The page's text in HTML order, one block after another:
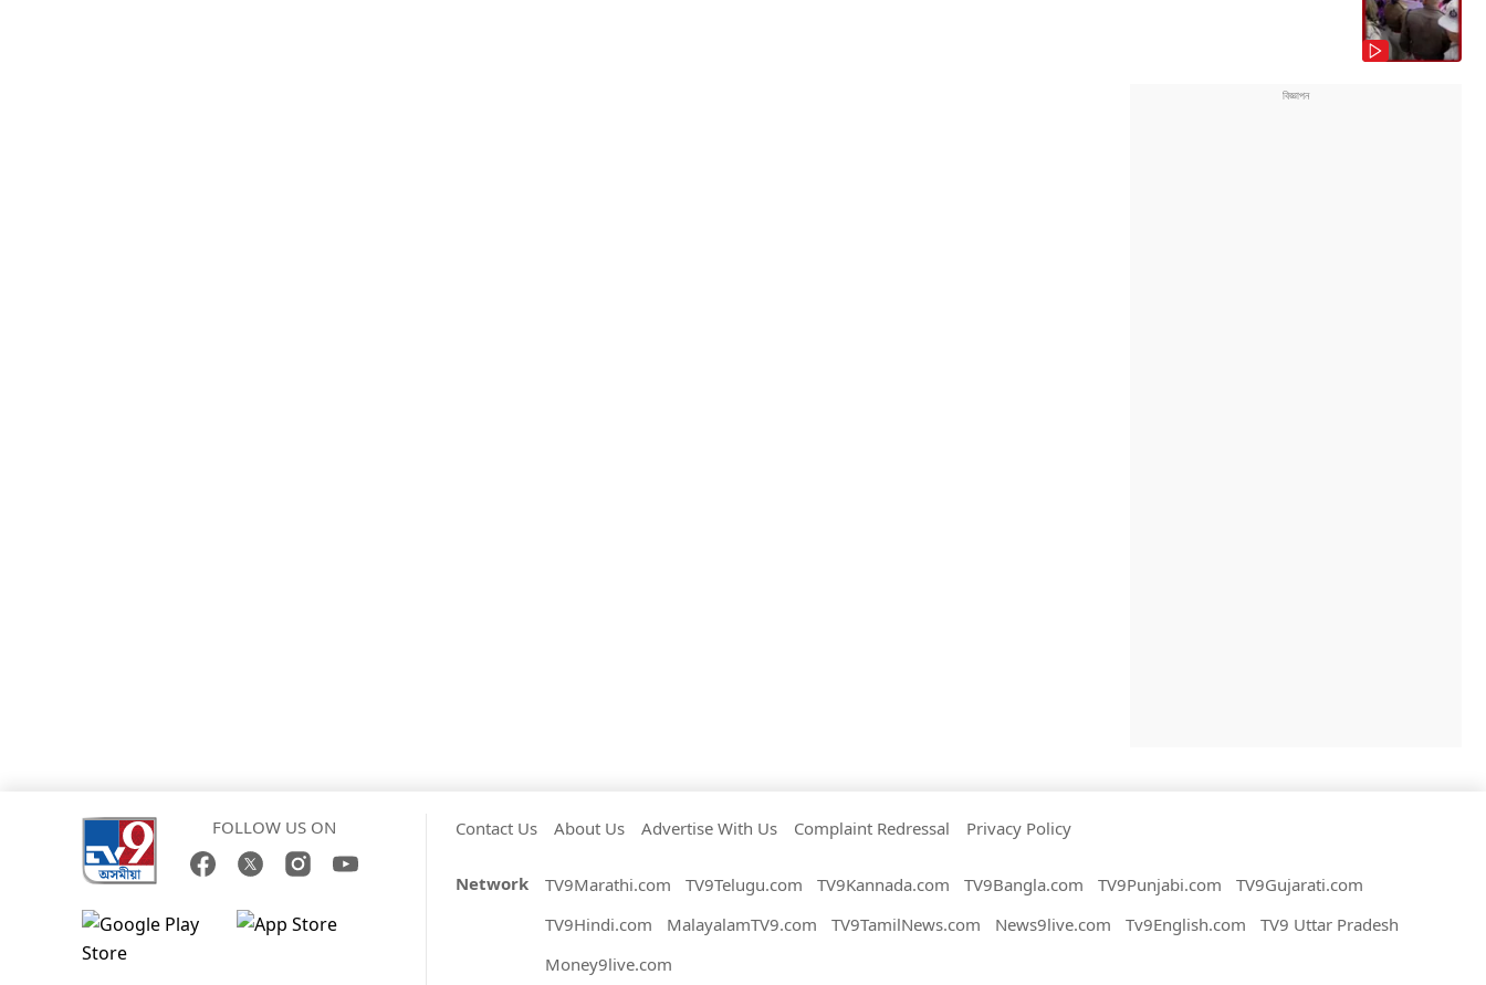
FOLLOW US ON Contact Us About Us Advertise With Us Complaint Redressal Privacy Policy
Network TV9Marathi.com TV9Telugu.com TV9Kannada.com TV9Bangla.com TV9Punjabi.com
TV9Gujarati.com
TV9Hindi.com
MalayalamTV9.com TV9TamilNews.com News9live.com Tv9English.com
TV9 Uttar Pradesh
Money9live.com